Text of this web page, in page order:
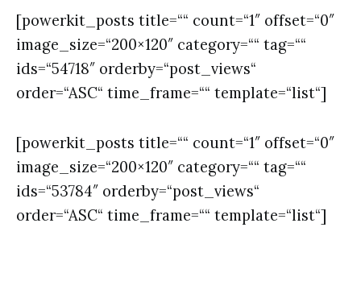
[powerkit_posts title=““ count=“1″ offset=“0″
image_size=“200×120″ category=““ tag=““
ids=“54718″ orderby=“post_views“
order=“ASC“ time_frame=““ template=“list“]
[powerkit_posts title=““ count=“1″ offset=“0″
image_size=“200×120″ category=““ tag=““
ids=“53784″ orderby=“post_views“
order=“ASC“ time_frame=““ template=“list“]